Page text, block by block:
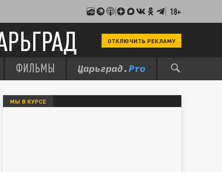
18+
ОТКЛЮЧИТЬ РЕКЛАМУ
ФИЛЬМЫ
МЫ В КУРСЕ